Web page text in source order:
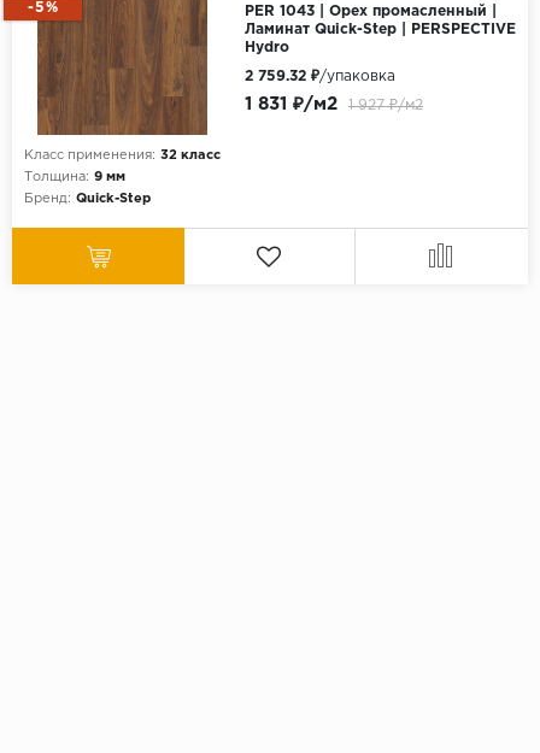
-5%
PER 1043 | Орех промасленный |
Ламинат Quick-Step | PERSPECTIVE
Hydro
Класс применения: 32 класс
Толщина: 9 мм
Бренд: Quick-Step
1 831 ₽/м2 1 927 ₽/м2
2 759.32 ₽/упаковка